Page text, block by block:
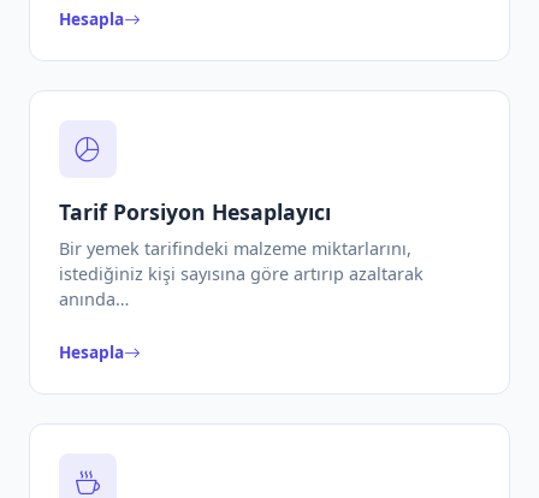
Hesapla
Tarif Porsiyon Hesaplayıcı
Bir yemek tarifindeki malzeme miktarlarını,
istediğiniz kişi sayısına göre artırıp azaltarak
anında…
Hesapla